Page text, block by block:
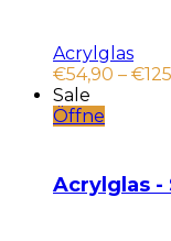
Acrylglas
€54,90 – €
Sale
Öffne
Acrylglas -